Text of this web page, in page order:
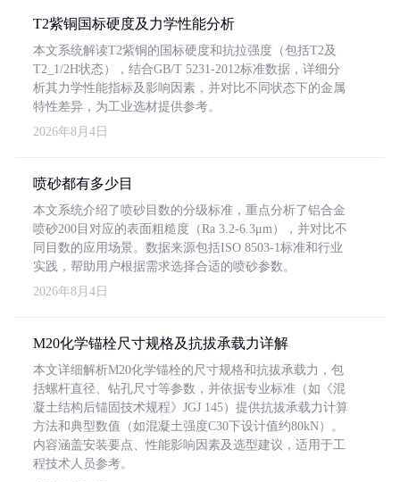
T2紫铜国标硬度及力学性能分析
本文系统解读T2紫铜的国标硬度和抗拉强度（包括T2及
T2_1/2H状态），结合GB/T 5231-2012标准数据，详细分
析其力学性能指标及影响因素，并对比不同状态下的金属
特性差异，为工业选材提供参考。
2026年8月4日
喷砂都有多少目
本文系统介绍了喷砂目数的分级标准，重点分析了铝合金
喷砂200目对应的表面粗糙度（Ra 3.2-6.3μm），并对比不
同目数的应用场景。数据来源包括ISO 8503-1标准和行业
实践，帮助用户根据需求选择合适的喷砂参数。
2026年8月4日
M20化学锚栓尺寸规格及抗拔承载力详解
本文详细解析M20化学锚栓的尺寸规格和抗拔承载力，包
括螺杆直径、钻孔尺寸等参数，并依据专业标准（如《混
凝土结构后锚固技术规程》JGJ 145）提供抗拔承载力计算
方法和典型数值（如混凝土强度C30下设计值约80kN）。
内容涵盖安装要点、性能影响因素及选型建议，适用于工
程技术人员参考。